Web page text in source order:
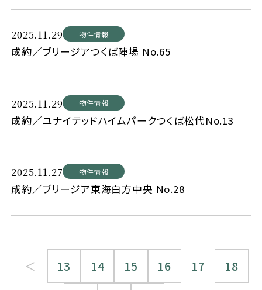
2025.11.29 物件情報
成約／ブリージアつくば陣場 No.65
2025.11.29 物件情報
成約／ユナイテッドハイムパークつくば松代No.13
2025.11.27 物件情報
成約／ブリージア東海白方中央 No.28
＜ 13 14 15 16 17 18